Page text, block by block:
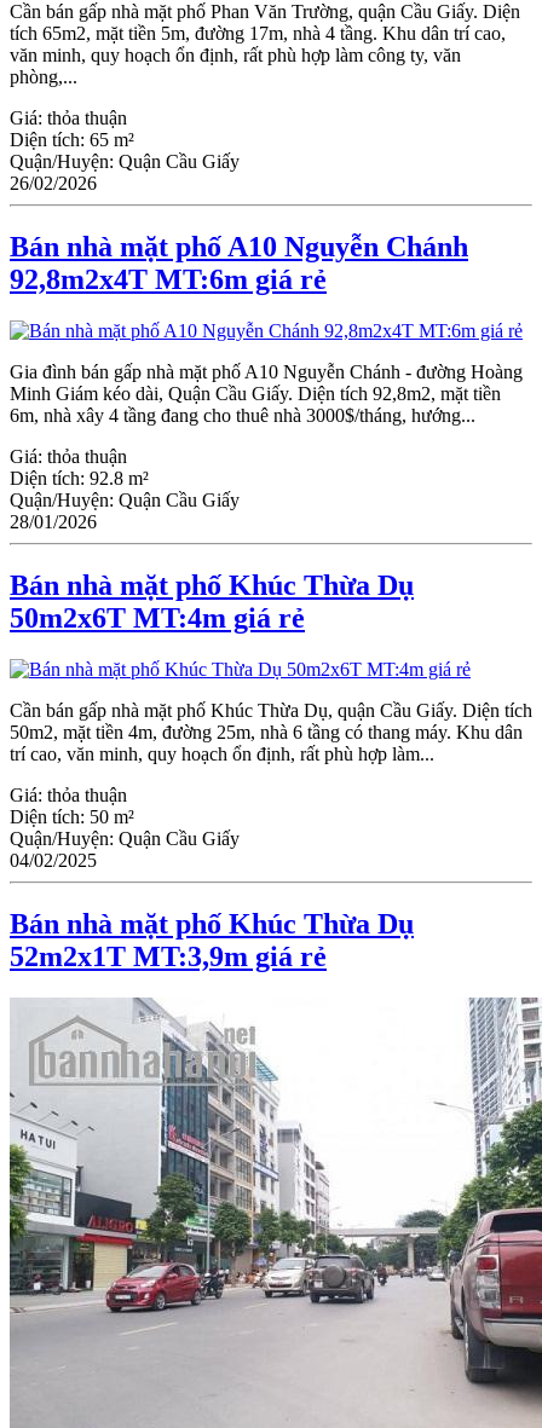
Cần bán gấp nhà mặt phố Phan Văn Trường, quận Cầu Giấy. Diện
tích 65m2, mặt tiền 5m, đường 17m, nhà 4 tầng. Khu dân trí cao,
văn minh, quy hoạch ổn định, rất phù hợp làm công ty, văn
phòng,...
Giá: thỏa thuận
Diện tích: 65 m²
Quận/Huyện: Quận Cầu Giấy
26/02/2026
Bán nhà mặt phố A10 Nguyễn Chánh
92,8m2x4T MT:6m giá rẻ
Gia đình bán gấp nhà mặt phố A10 Nguyễn Chánh - đường Hoàng
Minh Giám kéo dài, Quận Cầu Giấy. Diện tích 92,8m2, mặt tiền
6m, nhà xây 4 tầng đang cho thuê nhà 3000$/tháng, hướng...
Giá: thỏa thuận
Diện tích: 92.8 m²
Quận/Huyện: Quận Cầu Giấy
28/01/2026
Bán nhà mặt phố Khúc Thừa Dụ
50m2x6T MT:4m giá rẻ
Cần bán gấp nhà mặt phố Khúc Thừa Dụ, quận Cầu Giấy. Diện tích
50m2, mặt tiền 4m, đường 25m, nhà 6 tầng có thang máy. Khu dân
trí cao, văn minh, quy hoạch ổn định, rất phù hợp làm...
Giá: thỏa thuận
Diện tích: 50 m²
Quận/Huyện: Quận Cầu Giấy
04/02/2025
Bán nhà mặt phố Khúc Thừa Dụ
52m2x1T MT:3,9m giá rẻ